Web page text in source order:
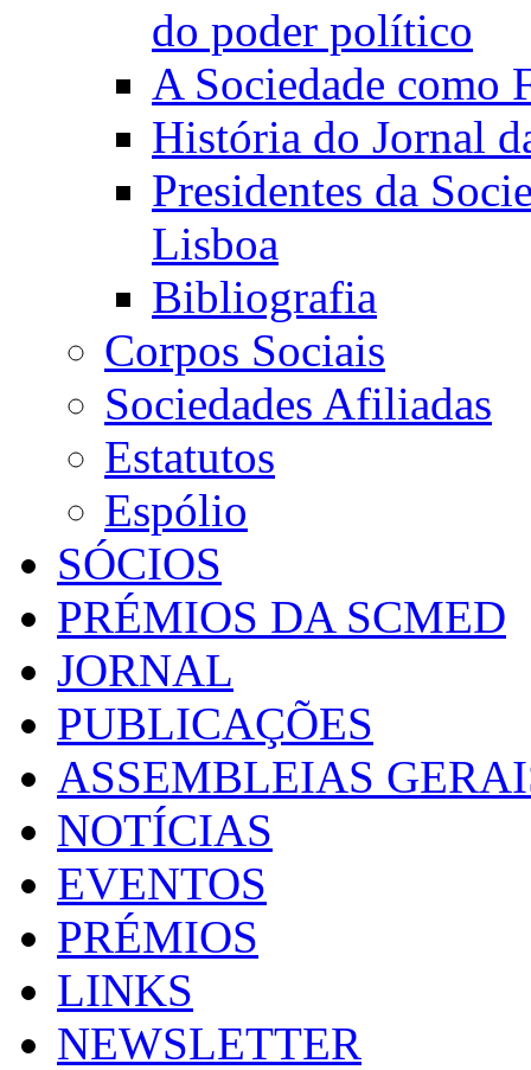
do poder político
A Sociedade como
História do Jornal
Presidentes da
Lisboa
Bibliografia
Corpos Sociais
Sociedades Afiliadas
Estatutos
Espólio
SÓCIOS
PRÉMIOS DA SCMED
JORNAL
PUBLICAÇÕES
ASSEMBLEIAS
NOTÍCIAS
EVENTOS
PRÉMIOS
LINKS
NEWSLETTER